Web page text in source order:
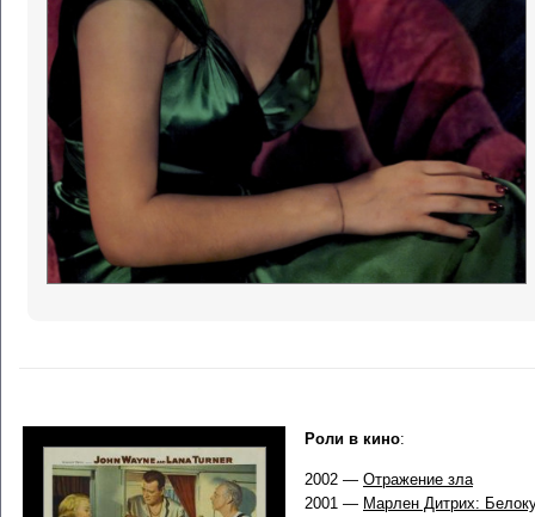
Роли в кино:
2002 — Отражение зла
2001 — Марлен Дитрих: